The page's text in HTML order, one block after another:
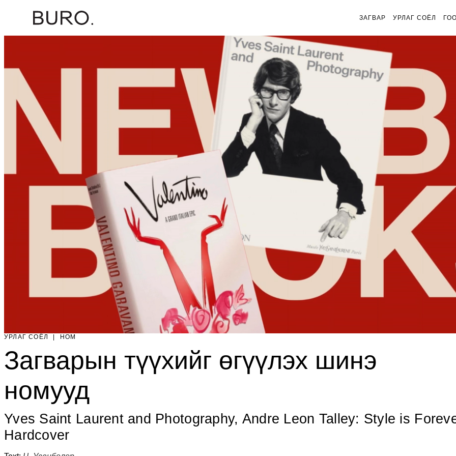
ЗАГВАР УРЛАГ СОЁЛ
УРЛАГ СОЁЛ НОМ
Загварын түүхийг өгүүлэх шинэ
номууд
Yves Saint Laurent and Photography, Andre Leon Talley: Style is
Hardcover